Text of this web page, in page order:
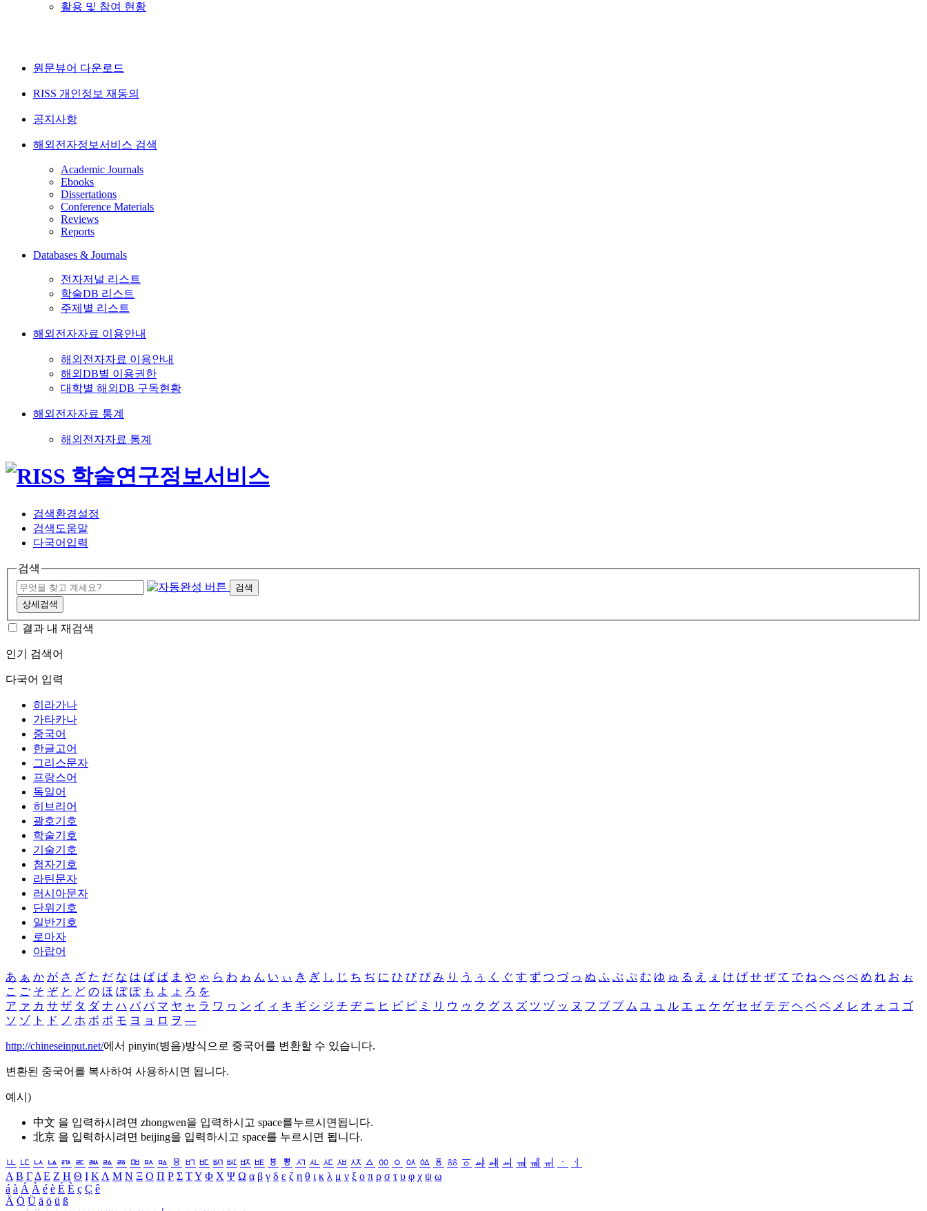
활용 및 참여 현황
원문뷰어 다운로드
RISS 개인정보 재동의
공지사항
해외전자정보서비스 검색
Academic Journals
Ebooks
Dissertations
Conference Materials
Reviews
Reports
Databases & Journals
전자저널 리스트
학술DB 리스트
주제별 리스트
해외전자자료 이용안내
해외전자자료 이용안내
해외DB별 이용권한
대학별 해외DB 구독현황
해외전자자료 통계
해외전자자료 통계
검색환경설정
검색도움말
다국어입력
검색
검색
상세검색
결과 내 재검색
인기 검색어
다국어 입력
히라가나
가타카나
중국어
한글고어
그리스문자
프랑스어
독일어
히브리어
괄호기호
학술기호
기술기호
첨자기호
라틴문자
러시아문자
단위기호
일반기호
로마자
아랍어
あ ぁ か が さ ざ た だ な は ば ぱ ま や ゃ ら わ ゎ ん い ぃ き ぎ し じ ち ぢ に ひ び ぴ み り う ぅ く ぐ す ず つ づ っ ぬ ふ ぶ ぷ む ゆ ゅ る え ぇ け げ せ ぜ て で ね へ べ ぺ め れ お ぉ
こ ご そ ぞ と ど の ほ ぼ ぽ も よ ょ ろ を
ア ァ カ サ ザ タ ダ ナ ハ バ パ マ ヤ ャ ラ ワ ヮ ン イ ィ キ ギ シ ジ チ ヂ ニ ヒ ビ ピ ミ リ ウ ゥ ク グ ス ズ ツ ヅ ッ ヌ フ ブ プ ム ユ ュ ル エ ェ ケ ゲ セ ゼ テ デ ヘ ベ ペ メ レ オ ォ コ ゴ
ソ ゾ ト ド ノ ホ ボ ポ モ ヨ ョ ロ ヲ ―
http://chineseinput.net/에서 pinyin(병음)방식으로 중국어를 변환할 수 있습니다.
변환된 중국어를 복사하여 사용하시면 됩니다.
예시)
中文 을 입력하시려면 zhongwen을 입력하시고 space를누르시면됩니다.
北京 을 입력하시려면 beijing을 입력하시고 space를 누르시면 됩니다.
ㅥ ㅦ ㅧ ㅨ ㅩ ㅪ ㅫ ㅬ ㅭ ㅮ ㅯ ㅰ ㅱ ㅲ ㅳ ㅴ ㅵ ㅶ ㅷ ㅸ ㅹ ㅺ ㅻ ㅼ ㅽ ㅾ ㅿ ㆀ ㆁ ㆂ ㆃ ㆄ ㆅ ㆆ ㆇ ㆈ ㆉ ㆊ ㆋ ㆌ ㆍ
ㆎ
Α Β ΓΔ Ε Ζ Η Θ Ι ΚΛ Μ Ν Ξ Ο Π Ρ Σ ΤΥ Φ Χ Ψ Ω α β γ δ ε ζ η θ ι κ λ μ ν ξ ο π ρ σ τ υ φ χ ψ ω
á à Á À é è É È ç Ç ê
Ä Ö Ü ä ö ü ß